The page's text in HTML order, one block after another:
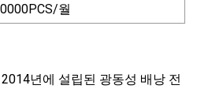
월
년에 설립된 광동성 배낭 전